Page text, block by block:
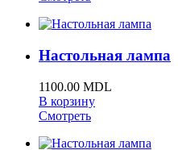
Настольная лампа
1100.00 MDL
В корзину
Смотреть